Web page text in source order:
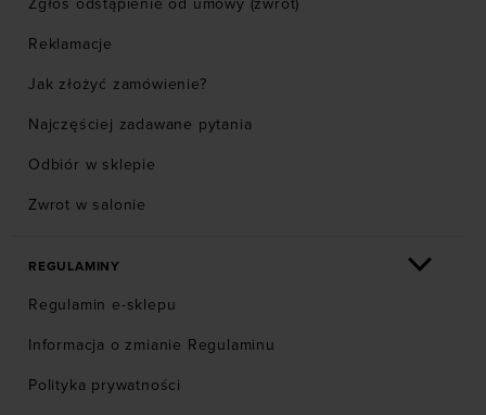
Zgłoś odstąpienie od umowy (zwrot)
Reklamacje
Jak złożyć zamówienie?
Najczęściej zadawane pytania
Odbiór w sklepie
Zwrot w salonie
REGULAMINY
Regulamin e-sklepu
Informacja o zmianie Regulaminu
Polityka prywatności